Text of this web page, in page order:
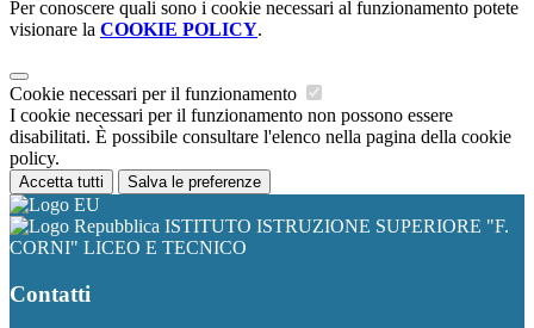
Per conoscere quali sono i cookie necessari al funzionamento potete
visionare la COOKIE POLICY.
Cookie necessari per il funzionamento
I cookie necessari per il funzionamento non possono essere
disabilitati. È possibile consultare l'elenco nella pagina della cookie
policy.
Accetta tutti Salva le preferenze
ISTITUTO ISTRUZIONE SUPERIORE "F.
CORNI" LICEO E TECNICO
Contatti